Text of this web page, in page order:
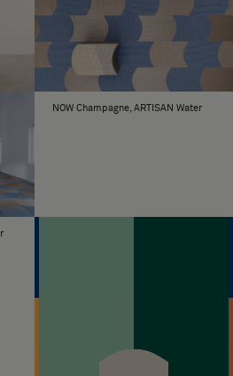
neliömetriä lattiapinnoitetta, 20
alueita tai sitä
alueita koskien ota yhteyttä
tai paikalliseen jälleenmyyjään.
Studion kolmentoista muodon
sisältyy muutamaa
Bolonin mallistoihin:
Bolon by Patricia
Bolon by Jean Nouvel,
NOW Champagne, ARTISAN Water